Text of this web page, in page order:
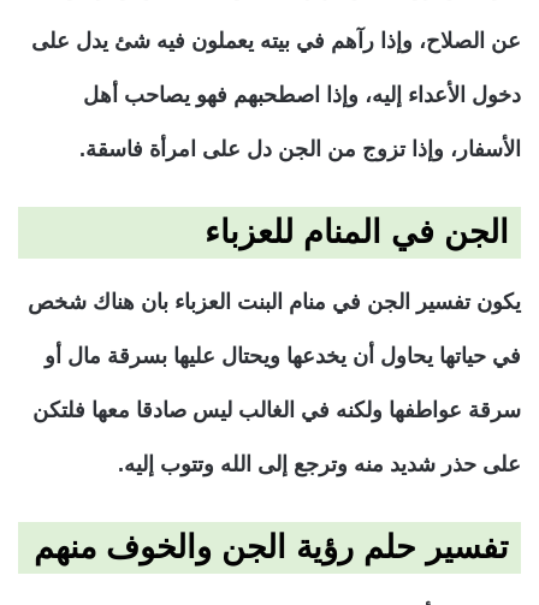
عن الصلاح، وإذا رآهم في بيته يعملون فيه شئ يدل على
دخول الأعداء إليه، وإذا اصطحبهم فهو يصاحب أهل
الأسفار، وإذا تزوج من الجن دل على امرأة فاسقة.
الجن في المنام للعزباء
يكون تفسير الجن في منام البنت العزباء بان هناك شخص
في حياتها يحاول أن يخدعها ويحتال عليها بسرقة مال أو
سرقة عواطفها ولكنه في الغالب ليس صادقا معها فلتكن
على حذر شديد منه وترجع إلى الله وتتوب إليه.
تفسير حلم رؤية الجن والخوف منهم